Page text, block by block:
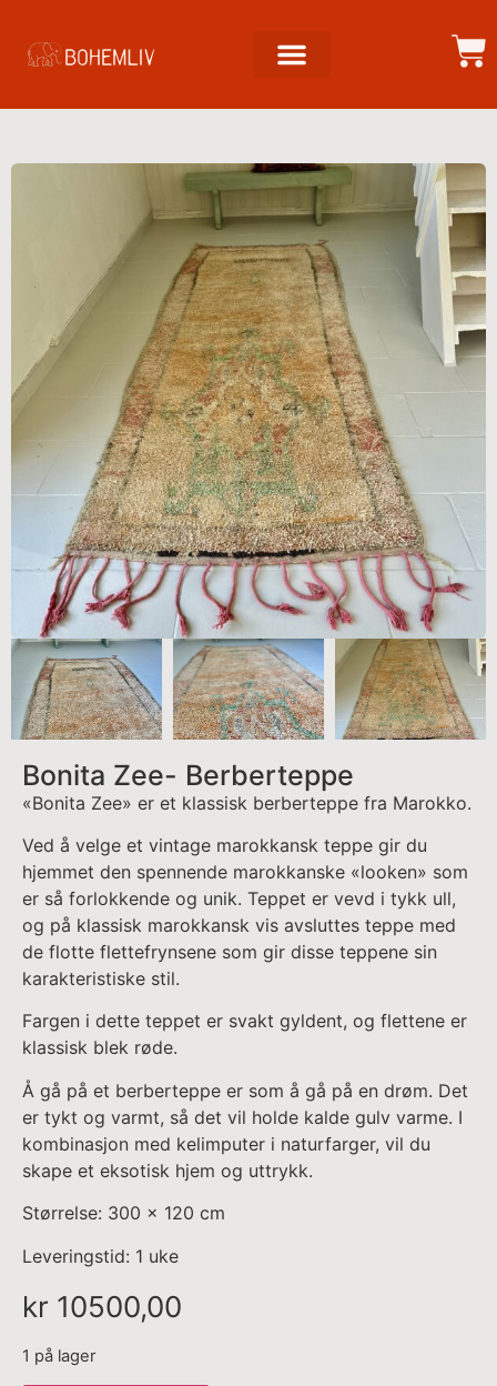
Bonita Zee- Berberteppe
«Bonita Zee» er et klassisk berberteppe fra Marokko.
Ved å velge et vintage marokkansk teppe gir du
hjemmet den spennende marokkanske «looken» som
er så forlokkende og unik. Teppet er vevd i tykk ull,
og på klassisk marokkansk vis avsluttes teppe med
de flotte flettefrynsene som gir disse teppene sin
karakteristiske stil.
Fargen i dette teppet er svakt gyldent, og flettene er
klassisk blek røde.
Å gå på et berberteppe er som å gå på en drøm. Det
er tykt og varmt, så det vil holde kalde gulv varme. I
kombinasjon med kelimputer i naturfarger, vil du
skape et eksotisk hjem og uttrykk.
Størrelse: 300 x 120 cm
Leveringstid: 1 uke
kr 10500,00
1 på lager